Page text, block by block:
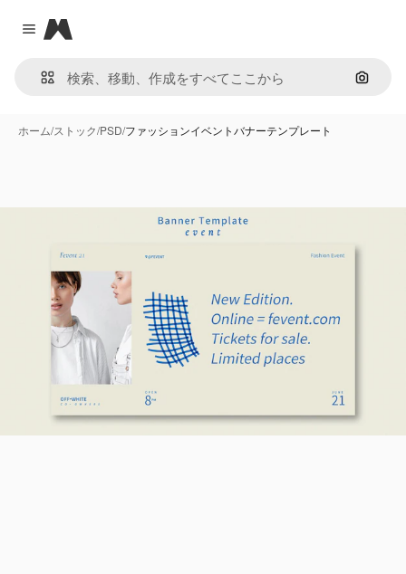
Close menu
Magnific
画像で
ホーム/ストック/PSD/ファッションイベントバナーテンプレート